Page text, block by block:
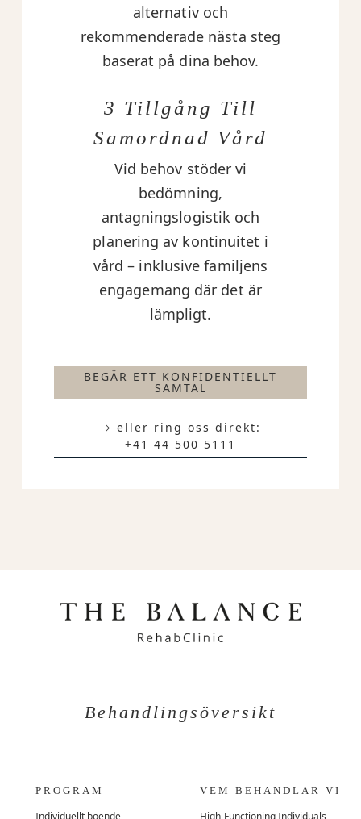
alternativ och
rekommenderade nästa steg
baserat på dina behov.
3 Tillgång Till
Samordnad Vård
Vid behov stöder vi
bedömning,
antagningslogistik och
planering av kontinuitet i
vård – inklusive familjens
engagemang där det är
lämpligt.
BEGÄR ETT KONFIDENTIELLT
SAMTAL
→ eller ring oss direkt:
+41 44 500 5111
Behandlingsöversikt
PROGRAM VEM BEHANDLAR VI